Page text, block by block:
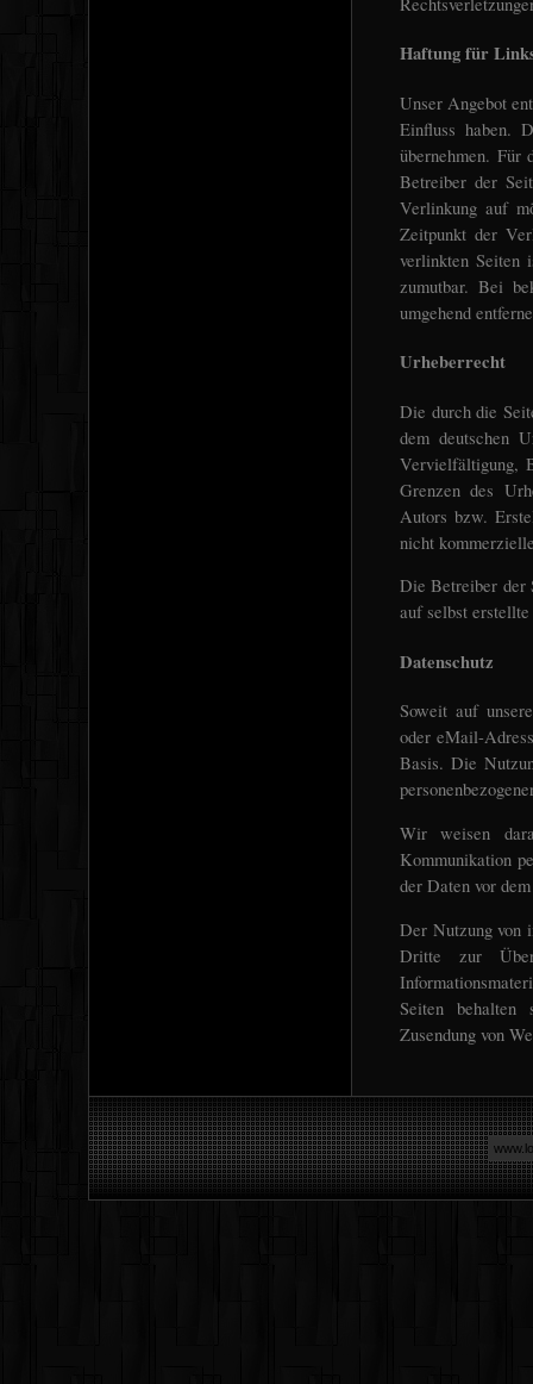
Haftung für
Unser Angebot
Einfluss haben.
übernehmen.
Betreiber der
Verlinkung auf
Zeitpunkt der
verlinkten Seiten
zumutbar. Bei
umgehend
Urheberrecht
Die durch die
dem deutschen
Vervielfältigung,
Grenzen des
Autors bzw.
nicht
Die Betreiber der
auf selbst
Datenschutz
Soweit auf
oder eMail-
Basis. Die
Wir weisen
Kommunikation
der Daten vor
Der Nutzung von
Dritte zur
Seiten behalten
Zusendung von